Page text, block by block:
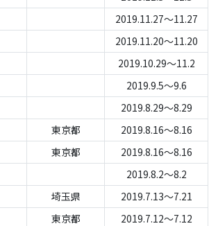
2019.11.27～11.27
2019.11.20～11.20
2019.10.29～11.2
2019.9.5～9.6
2019.8.29～8.29
東京都
2019.8.16～8.16
東京都
2019.8.16～8.16
2019.8.2～8.2
埼玉県
2019.7.13～7.21
東京都 2019.7.12～7.12